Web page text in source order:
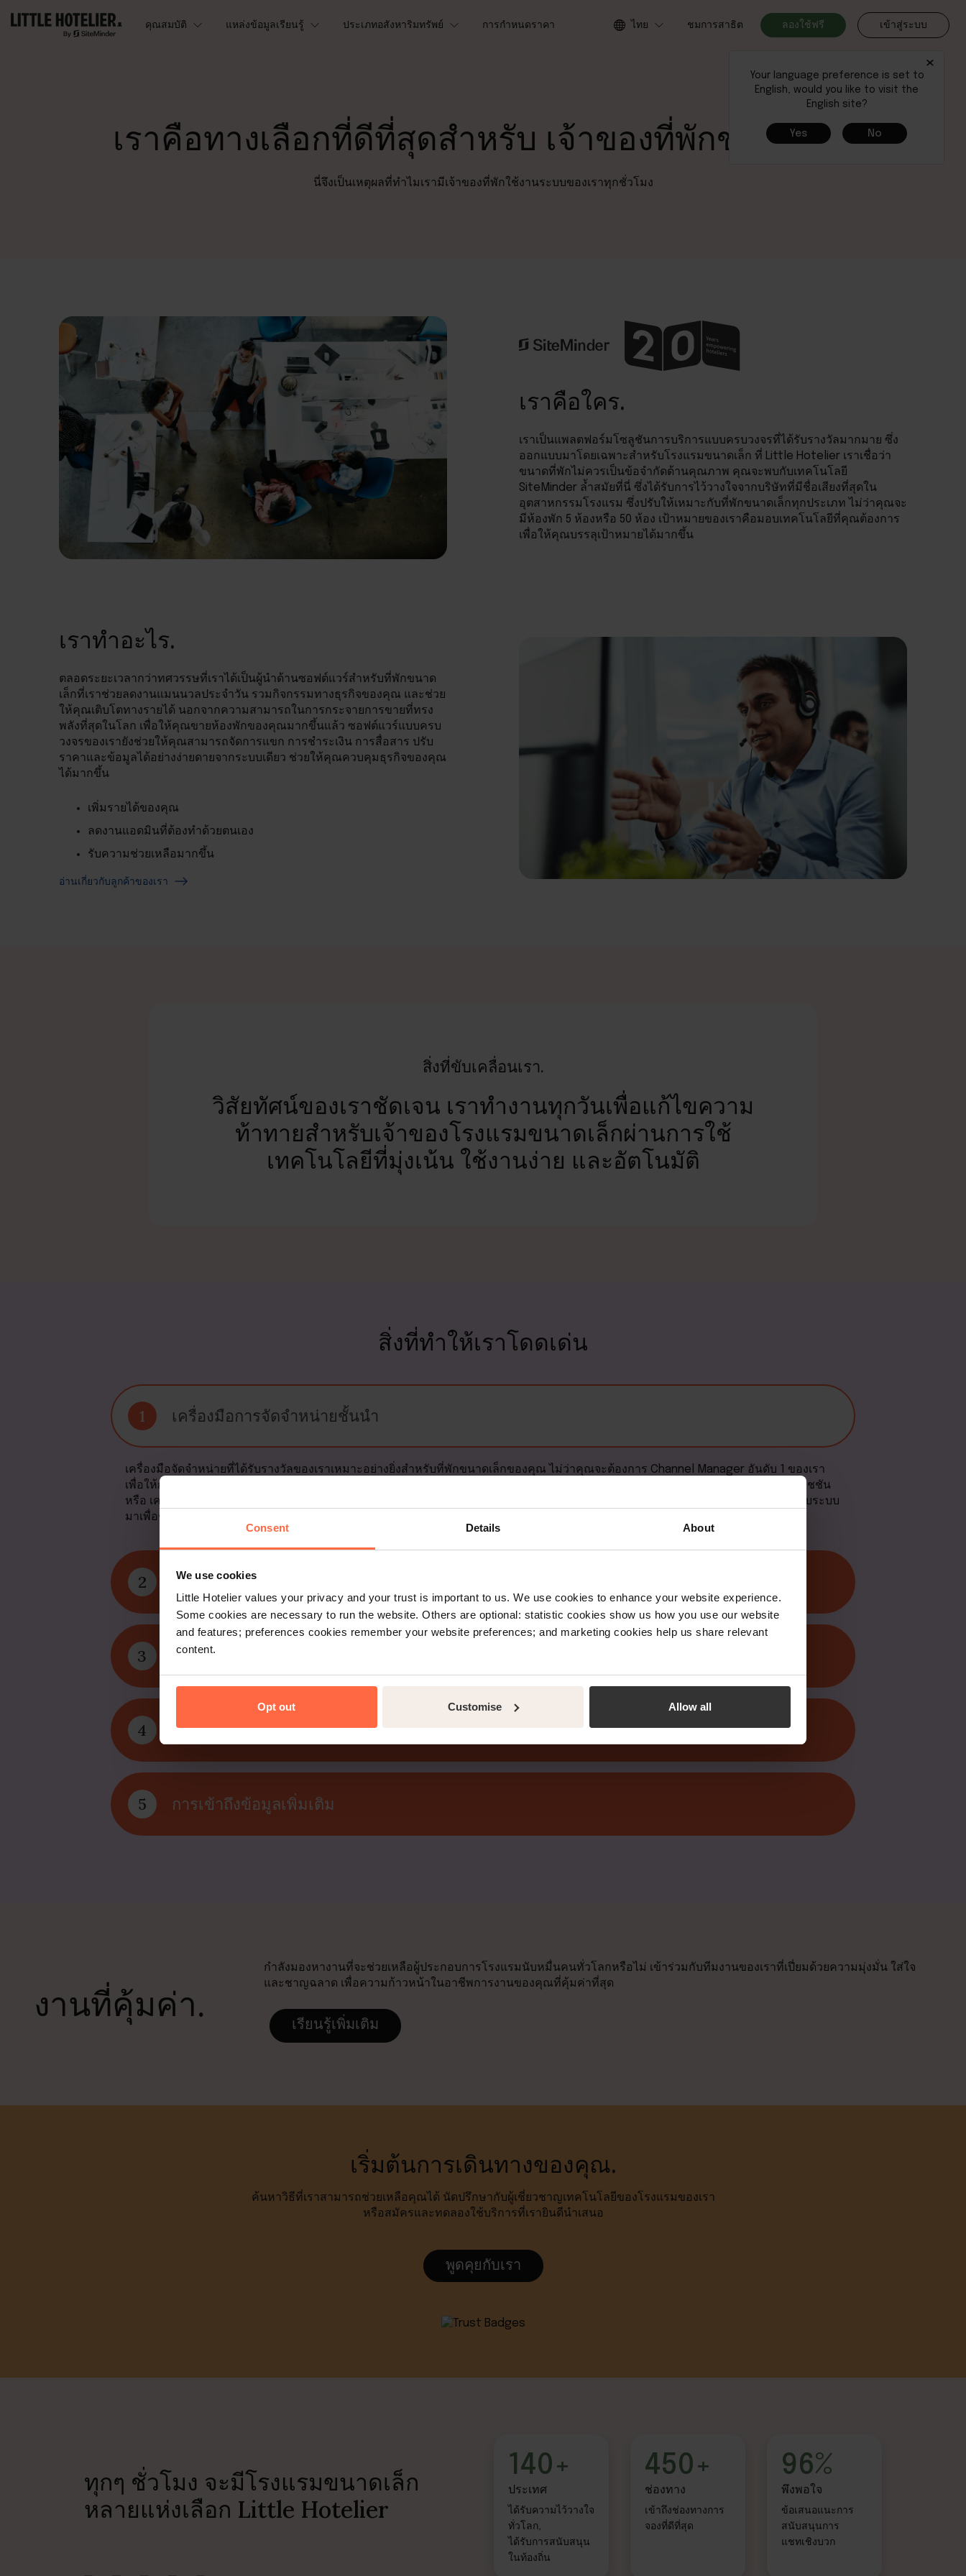
Consent Details About
We use cookies
Little Hotelier values your privacy and your trust is important to us. We use cookies to enhance your website experience.
Some cookies are necessary to run the website. Others are optional: statistic cookies show us how you use our website
and features; preferences cookies remember your website preferences; and marketing cookies help us share relevant
content.
Opt out Customise Allow all
คุณสมบัติ แหล่งข้อมูลเรียนรู้ ประเภทอสังหาริมทรัพย์ การกำหนดราคา ไทย ชมการสาธิต ลองใช้ฟรี เข้าสู่ระบบ
×
Your language preference is set to
English, would you like to visit the
English site?
Yes No
เราคือทางเลือกที่ดีที่สุดสำหรับ เจ้าของที่พักขนาดเล็ก
นี่จึงเป็นเหตุผลที่ทำไมเรามีเจ้าของที่พักใช้งานระบบของเราทุกชั่วโมง
เราคือใคร.
เราเป็นแพลตฟอร์มโซลูชันการบริการแบบครบวงจรที่ได้รับรางวัลมากมาย ซึ่ง
ออกแบบมาโดยเฉพาะสำหรับโรงแรมขนาดเล็ก ที่ Little Hotelier เราเชื่อว่า
ขนาดที่พักไม่ควรเป็นข้อจำกัดด้านคุณภาพ คุณจะพบกับเทคโนโลยี
SiteMinder ล้ำสมัยที่นี่ ซึ่งได้รับการไว้วางใจจากบริษัทที่มีชื่อเสียงที่สุดใน
อุตสาหกรรมโรงแรม ซึ่งปรับให้เหมาะกับที่พักขนาดเล็กทุกประเภท ไม่ว่าคุณจะ
มีห้องพัก 5 ห้องหรือ 50 ห้อง เป้าหมายของเราคือมอบเทคโนโลยีที่คุณต้องการ
เพื่อให้คุณบรรลุเป้าหมายได้มากขึ้น
เราทำอะไร.
ตลอดระยะเวลากว่าทศวรรษที่เราได้เป็นผู้นำด้านซอฟต์แวร์สำหรับที่พักขนาด
เล็กที่เราช่วยลดงานแมนนวลประจำวัน รวมกิจกรรมทางธุรกิจของคุณ และช่วย
ให้คุณเติบโตทางรายได้ นอกจากความสามารถในการกระจายการขายที่ทรง
พลังที่สุดในโลก เพื่อให้คุณขายห้องพักของคุณมากขึ้นแล้ว ซอฟต์แวร์แบบครบ
วงจรของเรายังช่วยให้คุณสามารถจัดการแขก การชำระเงิน การสื่อสาร ปรับ
ราคาและข้อมูลได้อย่างง่ายดายจากระบบเดียว ช่วยให้คุณควบคุมธุรกิจของคุณ
ได้มากขึ้น
เพิ่มรายได้ของคุณ
ลดงานแอดมินที่ต้องทำด้วยตนเอง
รับความช่วยเหลือมากขึ้น
อ่านเกี่ยวกับลูกค้าของเรา
สิ่งที่ขับเคลื่อนเรา.
วิสัยทัศน์ของเราชัดเจน เราทำงานทุกวันเพื่อแก้ไขความ
ท้าทายสำหรับเจ้าของโรงแรมขนาดเล็กผ่านการใช้
เทคโนโลยีที่มุ่งเน้น ใช้งานง่าย และอัตโนมัติ
สิ่งที่ทำให้เราโดดเด่น
1 เครื่องมือการจัดจำหน่ายชั้นนำ
เครื่องมือจัดจำหน่ายที่ได้รับรางวัลของเราเหมาะอย่างยิ่งสำหรับที่พักขนาดเล็กของคุณ ไม่ว่าคุณจะต้องการ Channel Manager อันดับ 1 ของเรา
เพื่อให้การจองและห้องว่างเชื่อมต่อกับทุกช่องทาง หรือ เครื่องมือการจองตรงอันดับ 1 ของเราสำหรับการจองตรงที่ง่ายดายและไม่มีค่าคอมมิชชัน
หรือ เครื่องมือสร้างเว็บไซต์อันโด่งดังของเราสำหรับการแสดงภาพลักษณ์ทางออนไลน์ที่ดูดี เรามีทุกสิ่งที่คุณต้องการที่เดียวเพราะเราออกแบบระบบ
มาเพื่อช่วยให้คุณประสบความสำเร็จ!
2 ประสบการณ์ที่คุณไว้วางใจได้
3 การตั้งค่าที่เร็วที่สุดในอุตสาหกรรม
4 การช่วยเหลือทันทีเมื่อคุณต้องการ
5 การเข้าถึงข้อมูลเพิ่มเติม
งานที่คุ้มค่า.
กำลังมองหางานที่จะช่วยเหลือผู้ประกอบการโรงแรมนับหมื่นคนทั่วโลกหรือไม่ เข้าร่วมกับทีมงานของเราที่เปี่ยมด้วยความมุ่งมั่น ใส่ใจ
และชาญฉลาด เพื่อความก้าวหน้าในอาชีพการงานของคุณที่คุ้มค่าที่สุด
เรียนรู้เพิ่มเติม
เริ่มต้นการเดินทางของคุณ.
ค้นหาวิธีที่เราสามารถช่วยเหลือคุณได้ นัดปรึกษากับผู้เชี่ยวชาญเทคโนโลยีของโรงแรมของเรา
หรือสมัครและทดลองใช้บริการที่เรายินดีนำเสนอ
พูดคุยกับเรา
ทุกๆ ชั่วโมง จะมีโรงแรมขนาดเล็ก
หลายแห่งเลือก Little Hotelier
140+
ประเทศ
ได้รับความไว้วางใจ
ทั่วโลก,
ได้รับการสนับสนุน
ในท้องถิ่น
450+
ช่องทาง
เข้าถึงช่องทางการ
จองที่ดีที่สุด
96%
พึงพอใจ
ข้อเสนอแนะการ
สนับสนุนการ
แชทเชิงบวก